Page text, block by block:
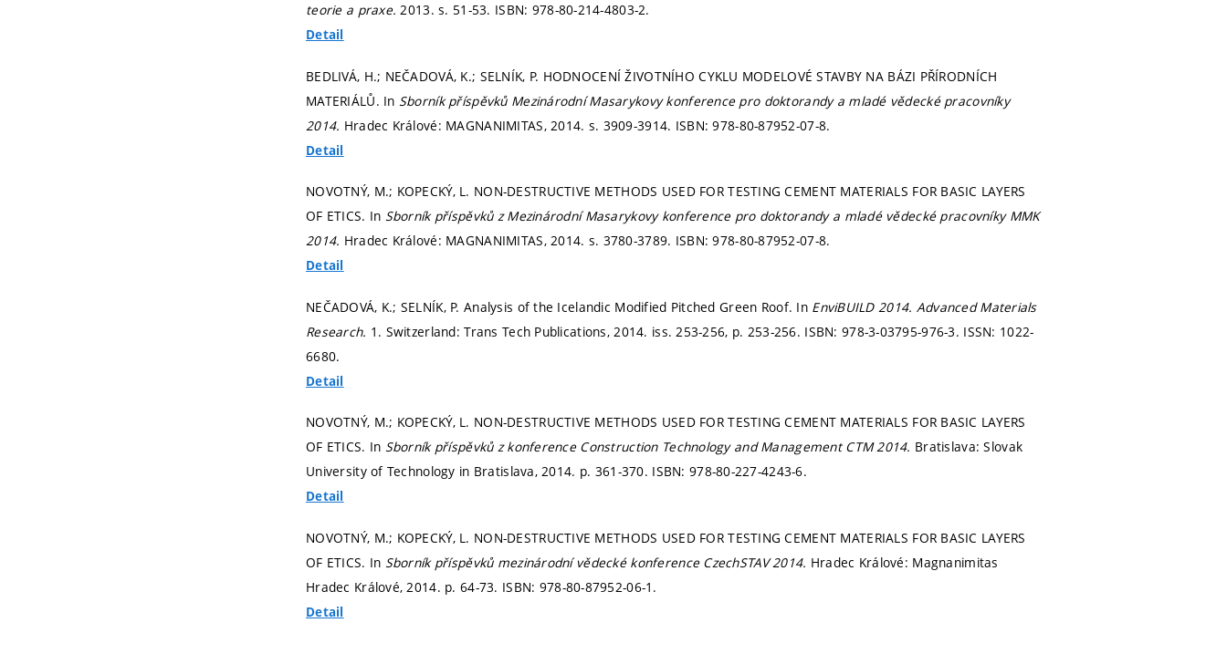
teorie a praxe.2013.s. 51-53. ISBN: 978-80-214-4803-2.
Detail
BEDLIVÁ, H.; NEČADOVÁ, K.; SELNÍK, P. HODNOCENÍ ŽIVOTNÍHO CYKLU MODELOVÉ STAVBY NA BÁZI PŘÍRODNÍCH
MATERIÁLŮ. In Sborník příspěvků Mezinárodní Masarykovy konference pro doktorandy a mladé vědecké pracovníky
2014. Hradec Králové: MAGNANIMITAS, 2014. s. 3909-3914. ISBN: 978-80-87952-07-8.
Detail
NOVOTNÝ, M.; KOPECKÝ, L. NON-DESTRUCTIVE METHODS USED FOR TESTING CEMENT MATERIALS FOR BASIC LAYERS
OF ETICS. In Sborník příspěvků z Mezinárodní Masarykovy konference pro doktorandy a mladé vědecké pracovníky MMK
2014. Hradec Králové: MAGNANIMITAS, 2014. s. 3780-3789. ISBN: 978-80-87952-07-8.
Detail
NEČADOVÁ, K.; SELNÍK, P. Analysis of the Icelandic Modified Pitched Green Roof. In EnviBUILD 2014. Advanced Materials
Research. 1. Switzerland: Trans Tech Publications, 2014. iss. 253-256, p. 253-256. ISBN: 978-3-03795-976-3. ISSN: 1022-
6680.
Detail
NOVOTNÝ, M.; KOPECKÝ, L. NON-DESTRUCTIVE METHODS USED FOR TESTING CEMENT MATERIALS FOR BASIC LAYERS
OF ETICS. In Sborník příspěvků z konference Construction Technology and Management CTM 2014. Bratislava: Slovak
University of Technology in Bratislava, 2014. p. 361-370. ISBN: 978-80-227-4243-6.
Detail
NOVOTNÝ, M.; KOPECKÝ, L. NON-DESTRUCTIVE METHODS USED FOR TESTING CEMENT MATERIALS FOR BASIC LAYERS
OF ETICS. In Sborník příspěvků mezinárodní vědecké konference CzechSTAV 2014. Hradec Králové: Magnanimitas
Hradec Králové, 2014. p. 64-73. ISBN: 978-80-87952-06-1.
Detail